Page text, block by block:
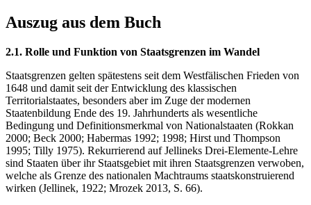
Auszug aus dem Buch
2.1. Rolle und Funktion von Staatsgrenzen im Wandel
Staatsgrenzen gelten spätestens seit dem Westfälischen Frieden von
1648 und damit seit der Entwicklung des klassischen
Territorialstaates, besonders aber im Zuge der modernen
Staatenbildung Ende des 19. Jahrhunderts als wesentliche
Bedingung und Definitionsmerkmal von Nationalstaaten (Rokkan
2000; Beck 2000; Habermas 1992; 1998; Hirst und Thompson
1995; Tilly 1975). Rekurrierend auf Jellineks Drei-Elemente-Lehre
sind Staaten über ihr Staatsgebiet mit ihren Staatsgrenzen verwoben,
welche als Grenze des nationalen Machtraums staatskonstruierend
wirken (Jellinek, 1922; Mrozek 2013, S. 66).